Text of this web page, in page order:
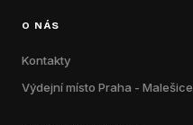
O NÁS
Kontakty
Výdejní místo Praha - Malešice